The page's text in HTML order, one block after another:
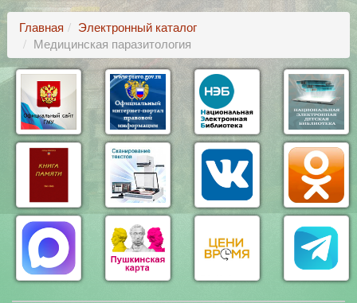
Главная
Электронный каталог
Медицинская паразитология